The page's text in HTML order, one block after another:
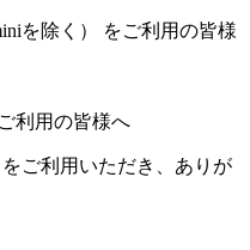
を除く） をご利用の皆様
利用の皆様へ
ご利用いただき、ありが